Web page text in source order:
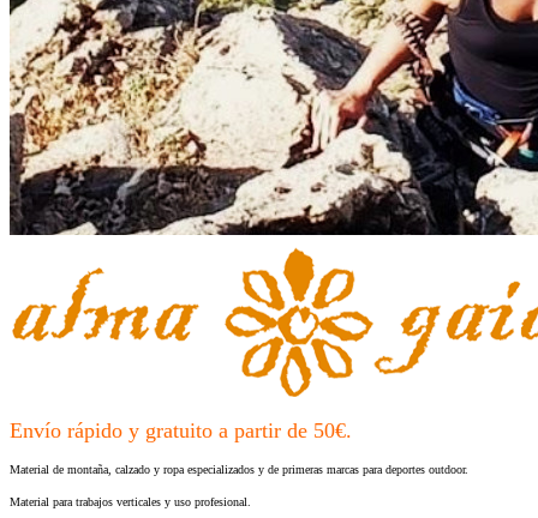
Envío rápido y gratuito a partir de 50€.
Material de montaña, calzado y ropa especializados y de primeras marcas para deportes outdoor.
Material para trabajos verticales y uso profesional.